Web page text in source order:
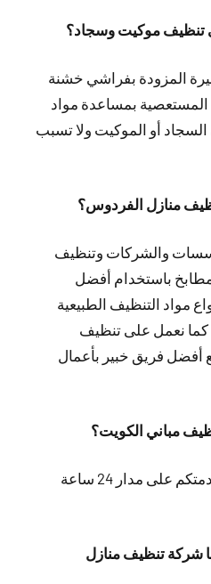
تنظيف موكيت وسجاد؟
المزودة بفراشي خشنة
المستعصية بمساعدة مواد
أو الموكيت ولا تسبب
منازل الفردوس؟
والشركات وتنظيف
باستخدام أفضل
مواد التنظيف الطبيعية
كما نعمل على تنظيف
أفضل فريق خبير بأعمال
مباني الكويت؟
نعمل بنظام دوريات مرن لخدمتكم على مدار 24 ساعة
شركة تنظيف منازل